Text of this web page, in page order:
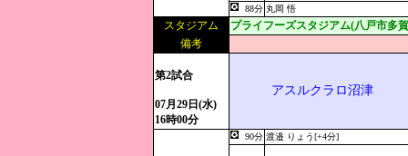
88分 丸岡 悟
スタジアム
プライフーズスタジアム(八戸市多
備考
第2試合
07月29日(水)
16時00分
アスルクラロ沼津
90分 渡邉 りょう[+4分]